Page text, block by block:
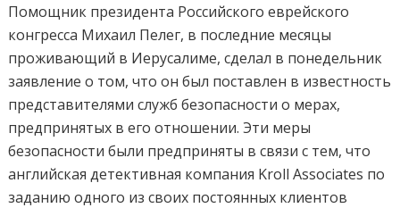
Помощник президента Российского еврейского
конгресса Михаил Пелег, в последние месяцы
проживающий в Иерусалиме, сделал в понедельник
заявление о том, что он был поставлен в известность
представителями служб безопасности о мерах,
предпринятых в его отношении. Эти меры
безопасности были предприняты в связи с тем, что
английская детективная компания Kroll Associates по
заданию одного из своих постоянных клиентов